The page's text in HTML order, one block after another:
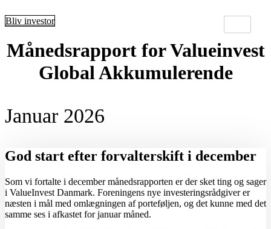
to
Bliv investor
Månedsrapport for Valueinvest
Global Akkumulerende
Januar 2026
God start efter forvalterskift i december
Som vi fortalte i december månedsrapporten er der sket ting og sager
i ValueInvest Danmark. Foreningens nye investeringsrådgiver er
næsten i mål med omlægningen af porteføljen, og det kunne med det
samme ses i afkastet for januar måned.